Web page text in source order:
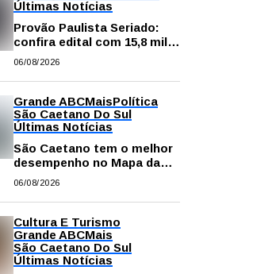
Últimas Notícias
Provão Paulista Seriado:
confira edital com 15,8 mil
vagas para ensino superior
06/08/2026
Grande ABCMaisPolítica
São Caetano Do Sul
Últimas Notícias
São Caetano tem o melhor
desempenho no Mapa da
Desigualdade da Grande SP
06/08/2026
Cultura E Turismo
Grande ABCMais
São Caetano Do Sul
Últimas Notícias